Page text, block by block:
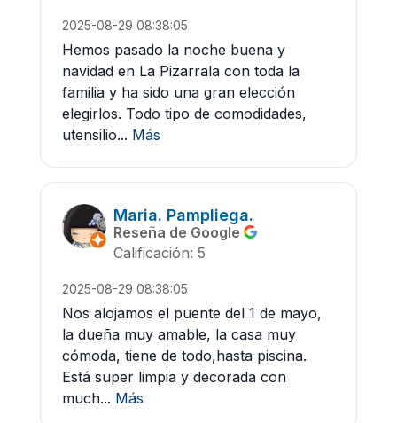
2025-08-29 08:38:05
Hemos pasado la noche buena y
navidad en La Pizarrala con toda la
familia y ha sido una gran elección
elegirlos. Todo tipo de comodidades,
utensilio... Más
Maria. Pampliega.
Reseña de Google
Calificación: 5
2025-08-29 08:38:05
Nos alojamos el puente del 1 de mayo,
la dueña muy amable, la casa muy
cómoda, tiene de todo,hasta piscina.
Está super limpia y decorada con
much... Más